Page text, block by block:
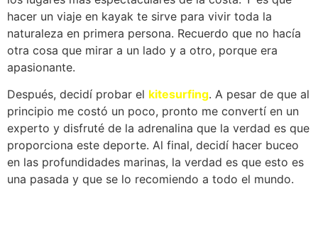
hacer un viaje en kayak te sirve para vivir toda la
naturaleza en primera persona. Recuerdo que no hacía
otra cosa que mirar a un lado y a otro, porque era
apasionante.
Después, decidí probar el kitesurfing. A pesar de que al
principio me costó un poco, pronto me convertí en un
experto y disfruté de la adrenalina que la verdad es que
proporciona este deporte. Al final, decidí hacer buceo
en las profundidades marinas, la verdad es que esto es
una pasada y que se lo recomiendo a todo el mundo.